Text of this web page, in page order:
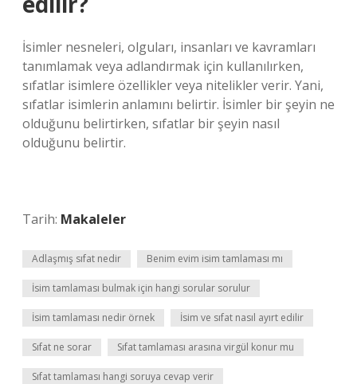
İsimler nesneleri, olguları, insanları ve kavramları
tanımlamak veya adlandırmak için kullanılırken,
sıfatlar isimlere özellikler veya nitelikler verir. Yani,
sıfatlar isimlerin anlamını belirtir. İsimler bir şeyin ne
olduğunu belirtirken, sıfatlar bir şeyin nasıl
olduğunu belirtir.
Tarih: Makaleler
Adlaşmış sıfat nedir Benim evim isim tamlaması mı
İsim tamlaması bulmak için hangi sorular sorulur
İsim tamlaması nedir örnek İsim ve sıfat nasıl ayırt edilir
Sıfat ne sorar Sıfat tamlaması arasına virgül konur mu
Sıfat tamlaması hangi soruya cevap verir